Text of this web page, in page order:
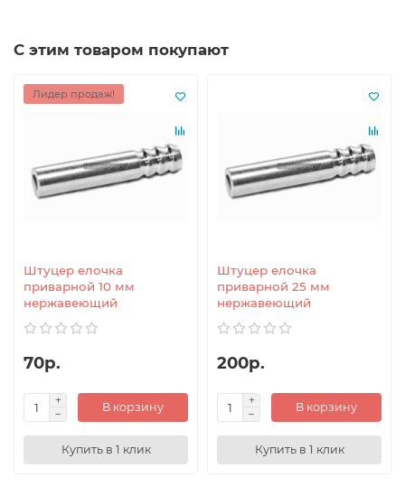
С этим товаром покупают
Лидер продаж!
Штуцер елочка
приварной 10 мм
нержавеющий
70р.
В корзину
Купить в 1 клик
Штуцер елочка
приварной 25 мм
нержавеющий
200р.
В корзину
Купить в 1 клик